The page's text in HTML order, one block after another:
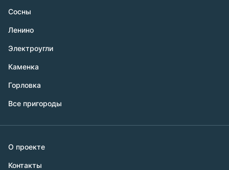
Сосны
Ленино
Электроугли
Каменка
Горловка
Все пригороды
О проекте
Контакты